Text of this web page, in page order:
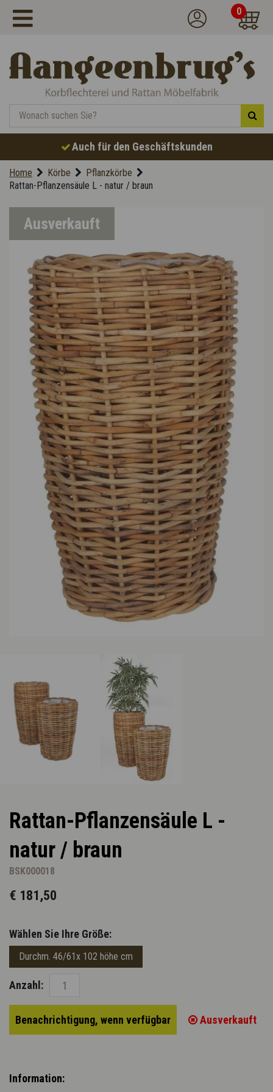
0
Auch für den Geschäftskunden
Home Körbe
Pflanzkörbe
Rattan-Pflanzensäule L - natur / braun
Ausverkauft
Rattan-Pflanzensäule L -
natur / braun
BSK000018
€ 181,50
Wählen Sie Ihre Größe:
Durchm. 46/61x 102 höhe cm
Anzahl:
Benachrichtigung, wenn verfügbar Ausverkauft
Information: